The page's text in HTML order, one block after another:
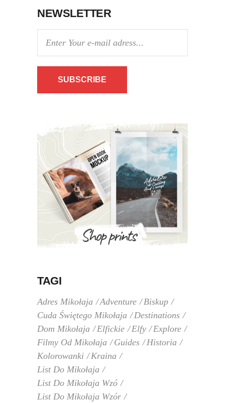
NEWSLETTER
SUBSCRIBE
TAGI
Adres Mikołaja Adventure
Biskup
Cuda Świętego Mikołaja
Destinations
Dom Mikołaja
Elfickie Elfy
Explore
Filmy Od Mikołaja
Guides
Historia
Kolorowanki
Kraina
List Do Mikołaja
List Do Mikołaja Wzó
List Do Mikołaja Wzór